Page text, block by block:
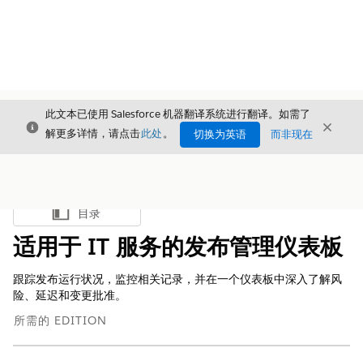
关闭
此文本已使用 Salesforce 机器翻译系统进行翻译。如需了
解更多详情，请点击此处。 切换为英语 而非现在 关闭
显示目录
目录
适用于 IT 服务的发布管理仪表板
跟踪发布运行状况，监控相关记录，并在一个仪表板中深入了解风
险、延迟和变更批准。
所需的 EDITION